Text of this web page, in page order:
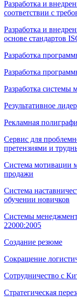
Разработка и
соответствии с
Разработка и
основе стандартов
Разработка
Разработка
Разработка системы
Результативное
Рекламная
Сервис для
претензиями и
Система мотивации
продажи
Система
обучении новичков
Системы
22000:2005
Создание резюме
Сокращение
Сотрудничество с
Стратегическая